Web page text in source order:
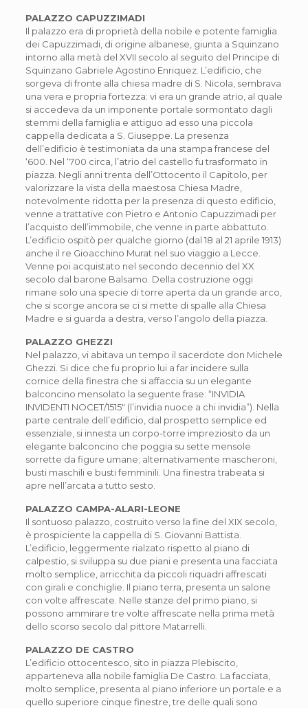
PALAZZO CAPUZZIMADI
Il palazzo era di proprietà della nobile e potente famiglia
dei Capuzzimadi, di origine albanese, giunta a Squinzano
intorno alla metà del XVII secolo al seguito del Principe di
Squinzano Gabriele Agostino Enriquez. L’edificio, che
sorgeva di fronte alla chiesa madre di S. Nicola, sembrava
una vera e propria fortezza: vi era un grande atrio, al quale
si accedeva da un imponente portale sormontato dagli
stemmi della famiglia e attiguo ad esso una piccola
cappella dedicata a S. Giuseppe. La presenza
dell’edificio è testimoniata da una stampa francese del
‘600. Nel ‘700 circa, l’atrio del castello fu trasformato in
piazza. Negli anni trenta dell’Ottocento il Capitolo, per
valorizzare la vista della maestosa Chiesa Madre,
notevolmente ridotta per la presenza di questo edificio,
venne a trattative con Pietro e Antonio Capuzzimadi per
l’acquisto dell’immobile, che venne in parte abbattuto.
L’edificio ospitò per qualche giorno (dal 18 al 21 aprile 1913)
anche il re Gioacchino Murat nel suo viaggio a Lecce.
Venne poi acquistato nel secondo decennio del XX
secolo dal barone Balsamo. Della costruzione oggi
rimane solo una specie di torre aperta da un grande arco,
che si scorge ancora se ci si mette di spalle alla Chiesa
Madre e si guarda a destra, verso l’angolo della piazza.
PALAZZO GHEZZI
Nel palazzo, vi abitava un tempo il sacerdote don Michele
Ghezzi. Si dice che fu proprio lui a far incidere sulla
cornice della finestra che si affaccia su un elegante
balconcino mensolato la seguente frase: “INVIDIA
INVIDENTI NOCET/1515″ (l’invidia nuoce a chi invidia”). Nella
parte centrale dell’edificio, dal prospetto semplice ed
essenziale, si innesta un corpo-torre impreziosito da un
elegante balconcino che poggia su sette mensole
sorrette da figure umane; alternativamente mascheroni,
busti maschili e busti femminili. Una finestra trabeata si
apre nell’arcata a tutto sesto.
PALAZZO CAMPA-ALARI-LEONE
Il sontuoso palazzo, costruito verso la fine del XIX secolo,
è prospiciente la cappella di S. Giovanni Battista.
L’edificio, leggermente rialzato rispetto al piano di
calpestio, si sviluppa su due piani e presenta una facciata
molto semplice, arricchita da piccoli riquadri affrescati
con girali e conchiglie. Il piano terra, presenta un salone
con volte affrescate. Nelle stanze del primo piano, si
possono ammirare tre volte affrescate nella prima metà
dello scorso secolo dal pittore Matarrelli.
PALAZZO DE CASTRO
L’edificio ottocentesco, sito in piazza Plebiscito,
apparteneva alla nobile famiglia De Castro. La facciata,
molto semplice, presenta al piano inferiore un portale e a
quello superiore cinque finestre, tre delle quali sono